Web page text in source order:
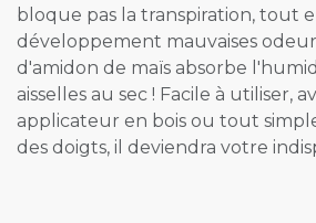
bloque pas la transpiration, tout
développement mauvaises
d'amidon de maïs absorbe
aisselles au sec ! Facile à utiliser,
applicateur en bois ou tout
des doigts, il deviendra votre